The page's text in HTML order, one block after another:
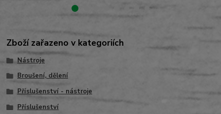
Zboží zařazeno v kategoriích
Nástroje
Broušení, dělení
Příslušenství - nástroje
Příslušenství